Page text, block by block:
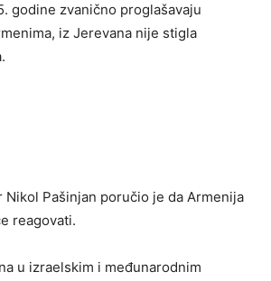
godine zvanično proglašavaju
iz Jerevana nije stigla
Pašinjan poručio je da Armenija
reagovati.
u izraelskim i međunarodnim